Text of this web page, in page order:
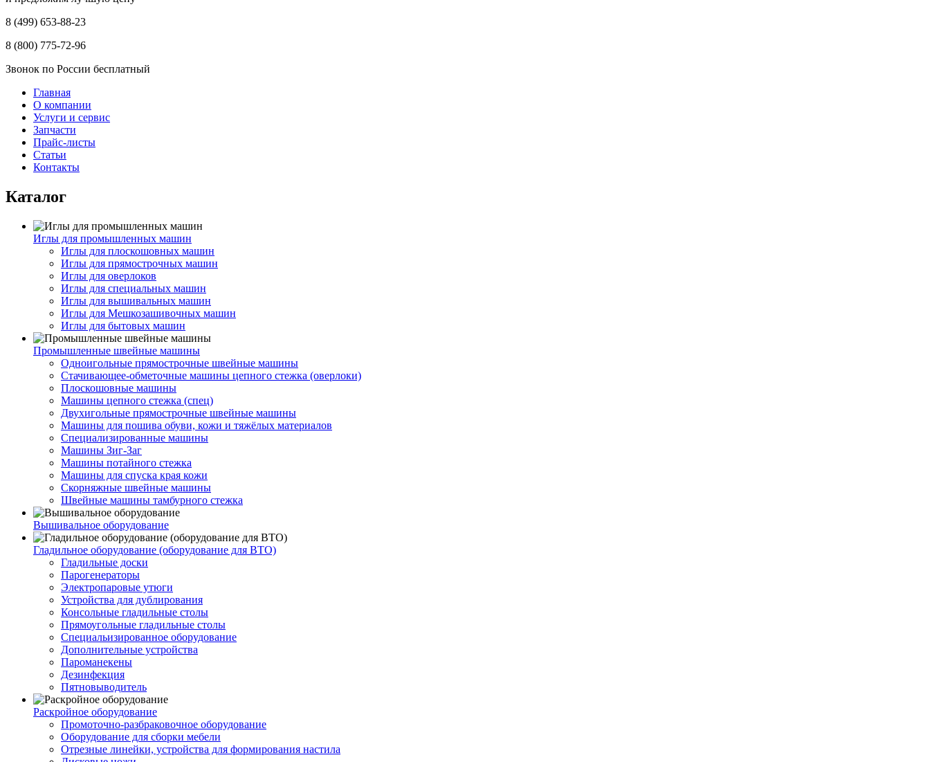
8 (499) 653-88-23
8 (800) 775-72-96
Звонок по России бесплатный
Главная
О компании
Услуги и сервис
Запчасти
Прайс-листы
Статьи
Контакты
Каталог
Иглы для промышленных машин
Иглы для плоскошовных машин
Иглы для прямострочных машин
Иглы для оверлоков
Иглы для специальных машин
Иглы для вышивальных машин
Иглы для Мешкозашивочных машин
Иглы для бытовых машин
Промышленные швейные машины
Одноигольные прямострочные швейные машины
Стачивающее-обметочные машины цепного стежка (оверлоки)
Плоскошовные машины
Машины цепного стежка (спец)
Двухигольные прямострочные швейные машины
Машины для пошива обуви, кожи и тяжёлых материалов
Специализированные машины
Машины Зиг-Заг
Машины потайного стежка
Машины для спуска края кожи
Скорняжные швейные машины
Швейные машины тамбурного стежка
Вышивальное оборудование
Гладильное оборудование (оборудование для ВТО)
Гладильные доски
Парогенераторы
Электропаровые утюги
Устройства для дублирования
Консольные гладильные столы
Прямоугольные гладильные столы
Специальизированное оборудование
Дополнительные устройства
Пароманекены
Дезинфекция
Пятновыводитель
Раскройное оборудование
Промоточно-разбраковочное оборудование
Оборудование для сборки мебели
Отрезные линейки, устройства для формирования настила